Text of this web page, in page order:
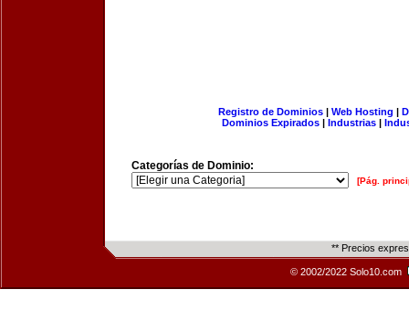
Registro de Dominios| Web Hosting |
Dominios Expirados | Industrias |
Categorías de Dominio:
[Pág.
** Precios
© 2002/2022 Solo10.com